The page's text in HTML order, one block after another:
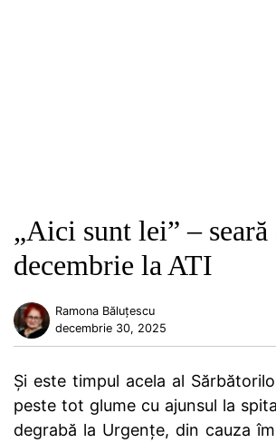
„Aici sunt lei” – seară
decembrie la ATI
Ramona Băluțescu
decembrie 30, 2025
Și este timpul acela al
peste tot glume cu ajunsul la
degrabă la Urgențe, din cauza